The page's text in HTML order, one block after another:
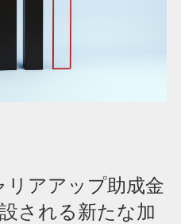
アアップ助成金
される新たな加